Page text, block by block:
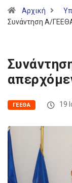
Αρχική
Συνάντηση Α/
ΓΕΕΘΑ 19